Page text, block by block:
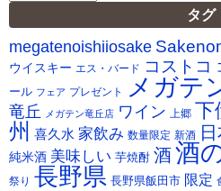
カ
イ
ブ
タグ
megatenoishiiosake
ウイスキー エス・バード コストコ
ール フェア プレゼント メガテ
竜丘
メガテン竜丘店 ワイン 上郷 下
州 喜久水 家飲み 数量限定 新酒
純米酒 美味しい 芋焼酎 酒酒
祭り 長野県 長野県飯田市 限定